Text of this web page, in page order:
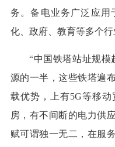
务。备电业务广泛应用
化、政府、教育等多个行
“中国铁塔站址规模
源的一半，这些铁塔遍
载优势，上有5G等移
房，有不间断的电力供
赋可谓独一无二，在服